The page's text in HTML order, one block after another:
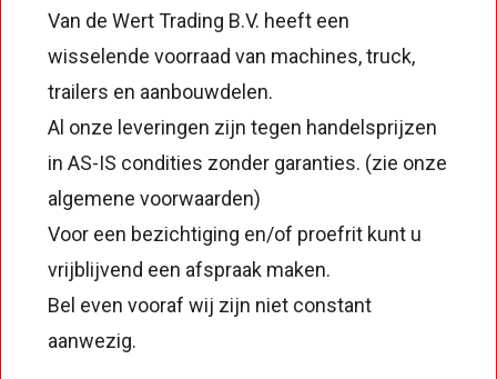
Van de Wert Trading B.V. heeft een
wisselende voorraad van machines, truck,
trailers en aanbouwdelen.
Al onze leveringen zijn tegen handelsprijzen
in AS-IS condities zonder garanties. (zie onze
algemene voorwaarden)
Voor een bezichtiging en/of proefrit kunt u
vrijblijvend een afspraak maken.
Bel even vooraf wij zijn niet constant
aanwezig.